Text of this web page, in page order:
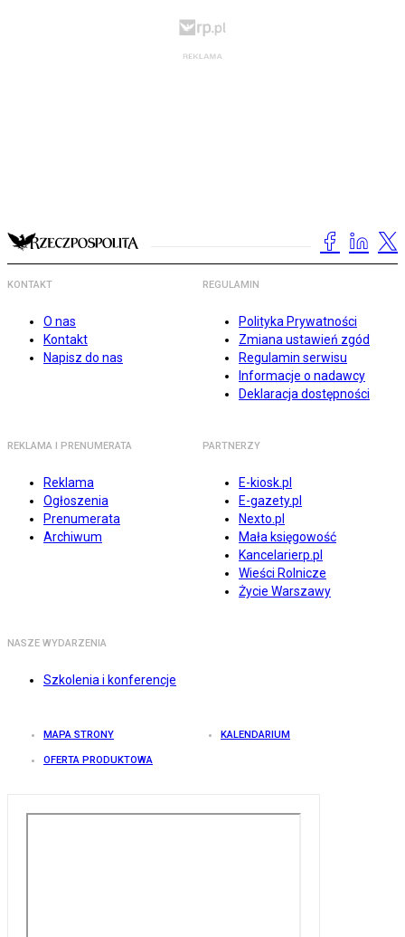
KONTAKT
O nas
Kontakt
Napisz do nas
REGULAMIN
Polityka Prywatności
Zmiana ustawień zgód
Regulamin serwisu
Informacje o nadawcy
Deklaracja dostępności
REKLAMA I PRENUMERATA
Reklama
Ogłoszenia
Prenumerata
Archiwum
PARTNERZY
E-kiosk.pl
E-gazety.pl
Nexto.pl
Mała księgowość
Kancelarierp.pl
Wieści Rolnicze
Życie Warszawy
NASZE WYDARZENIA
Szkolenia i konferencje
MAPA STRONY KALENDARIUM
OFERTA PRODUKTOWA